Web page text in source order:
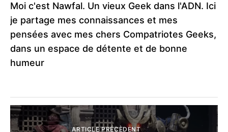
Moi c'est Nawfal. Un vieux Geek dans l'ADN. Ici
je partage mes connaissances et mes
pensées avec mes chers Compatriotes Geeks,
dans un espace de détente et de bonne
humeur
ARTICLE PRÉCÈDENT